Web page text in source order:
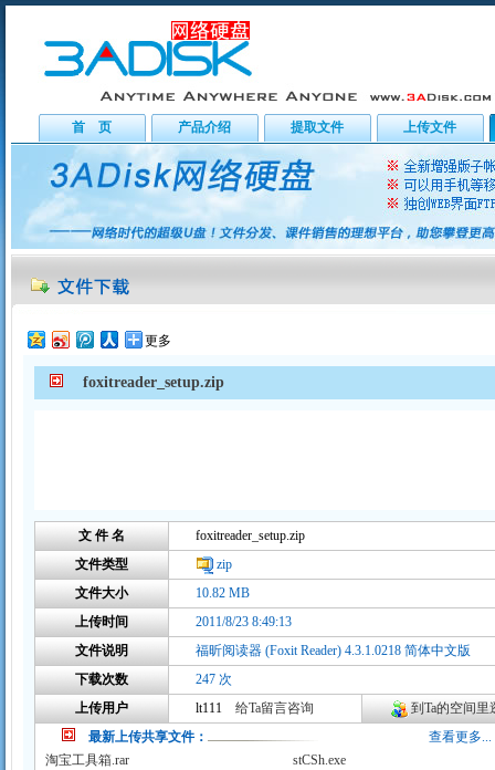
首 页 产品介绍 提取文件 上传文件
更多
foxitreader_setup.zip
文 件 名
foxitreader_setup.zip
文件类型
zip
文件大小
10.82 MB
上传时间
2011/8/23 8:49:13
文件说明
福昕阅读器 (Foxit Reader) 4.3.1.0218 简体中文版
下载次数
247 次
上传用户
lt111 给Ta留言咨询
到Ta的空间里
最新上传共享文件：
查看更多...
淘宝工具箱.rar
stCSh.exe